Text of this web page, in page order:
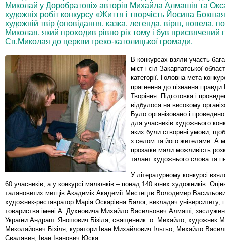
Миколай у Доробратові» авторів Михайла Алмашія та
художніх робіт конкурсу «Життя і творчість Йосипа
художній твір (оповідання, казка, легенда, вірш, новела,
Миколая, який проходив рівно рік тому і був
Св.Миколая до церкви греко-католицької громади.
В конкурсах взяли участь
міст і сіл Закарпатської
категорії. Головна мета
прагнення до пізнання правди
Творіння. Підготовка і
відбулося на високому
Було організовано і
для учасників художнього
яких були створені умови,
з селом та його жителями. А
прозаїки мали можливість
талант художнього слова та
У літературному конкурсі
60 учасників, а у конкурсі малюнків – понад 140 юних художників.
талановитих митців Академік Академії Мистецтв Володимир
художник-реставратор Марія Оскарівна Балог, викладач університету,
товариства імені А. Духновича Михайло Васильович Алмаші,
України Андраш Яношович Бізіля, священник о. Михайло, художник
Миколайович Бізіля, куратори Іван Михайлович Ільтьо, Михайло
Свалявин, Іван Іванович Юска.